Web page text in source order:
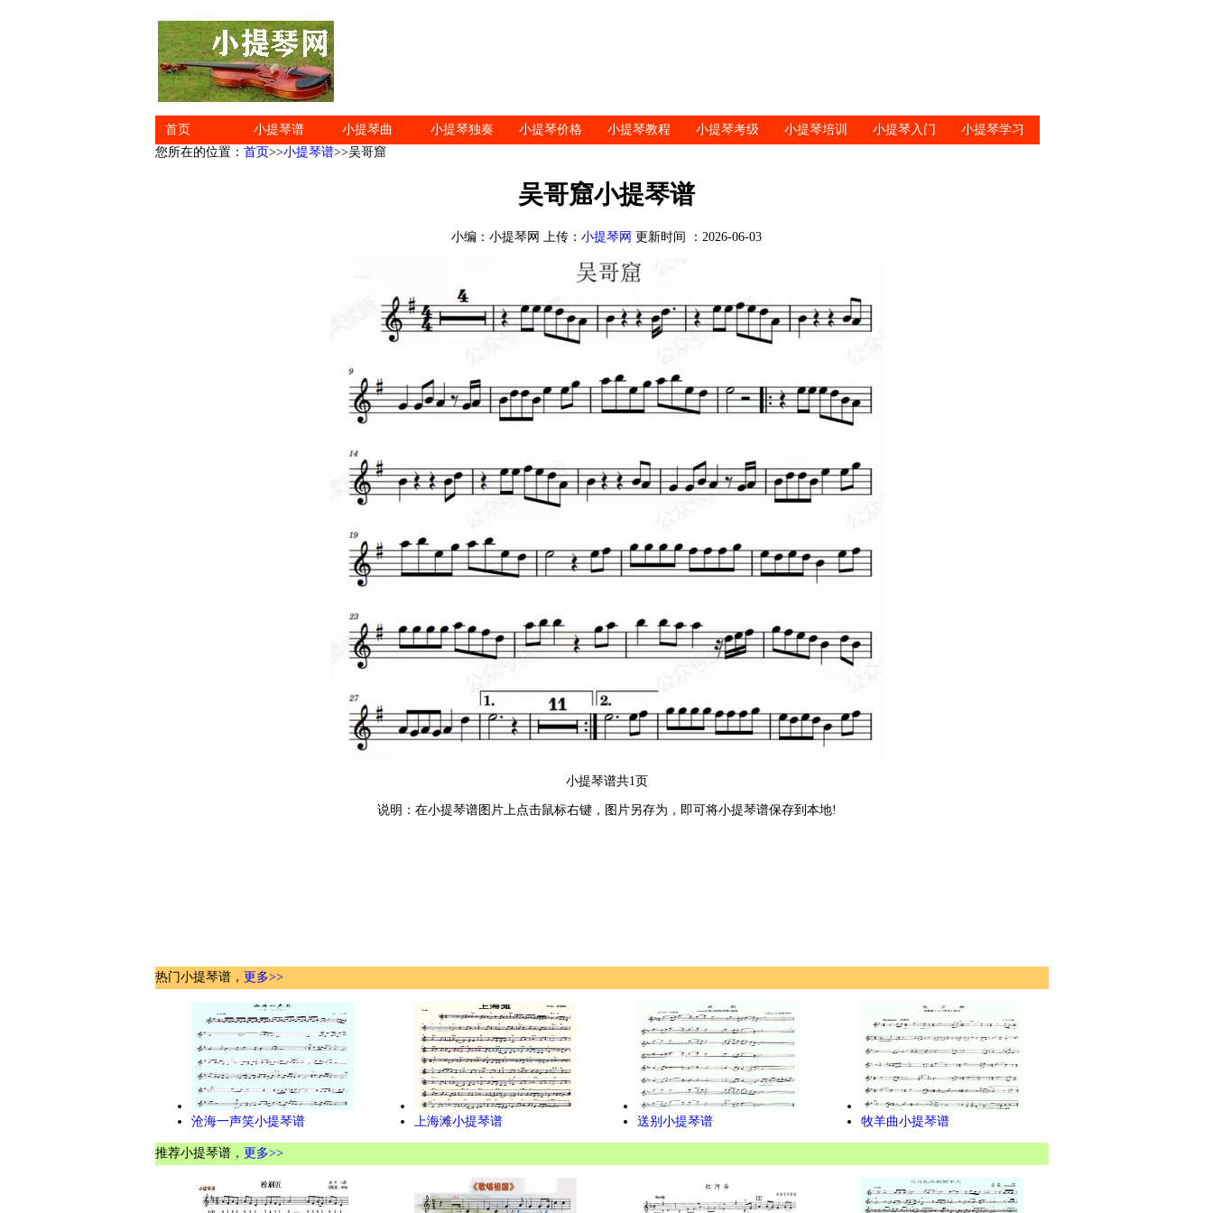
首页 小提琴谱 小提琴曲 小提琴独奏 小提琴价格 小提琴教程 小提琴考级 小提琴培训 小提琴入门
小提琴学习
您所在的位置： 首页>>小提琴谱>>吴哥窟
吴哥窟小提琴谱
小编：小提琴网 上传： 小提琴网 更新时间 ：2026-06-03
小提琴谱共1页
说明：在小提琴谱图片上点击鼠标右键，图片另存为，即可将小提琴谱保存到本地!
热门小提琴谱， 更多>>
沧海一声笑小提琴谱 上海滩小提琴谱 送别小提琴谱 牧羊曲小提琴谱
推荐小提琴谱， 更多>>